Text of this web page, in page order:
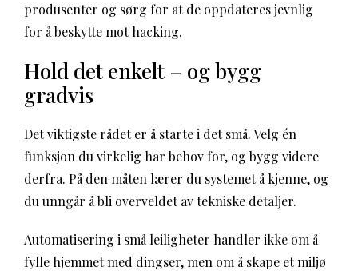
produsenter og sørg for at de oppdateres jevnlig
for å beskytte mot hacking.
Hold det enkelt – og bygg
gradvis
Det viktigste rådet er å starte i det små. Velg én
funksjon du virkelig har behov for, og bygg videre
derfra. På den måten lærer du systemet å kjenne, og
du unngår å bli overveldet av tekniske detaljer.
Automatisering i små leiligheter handler ikke om å
fylle hjemmet med dingser, men om å skape et miljø